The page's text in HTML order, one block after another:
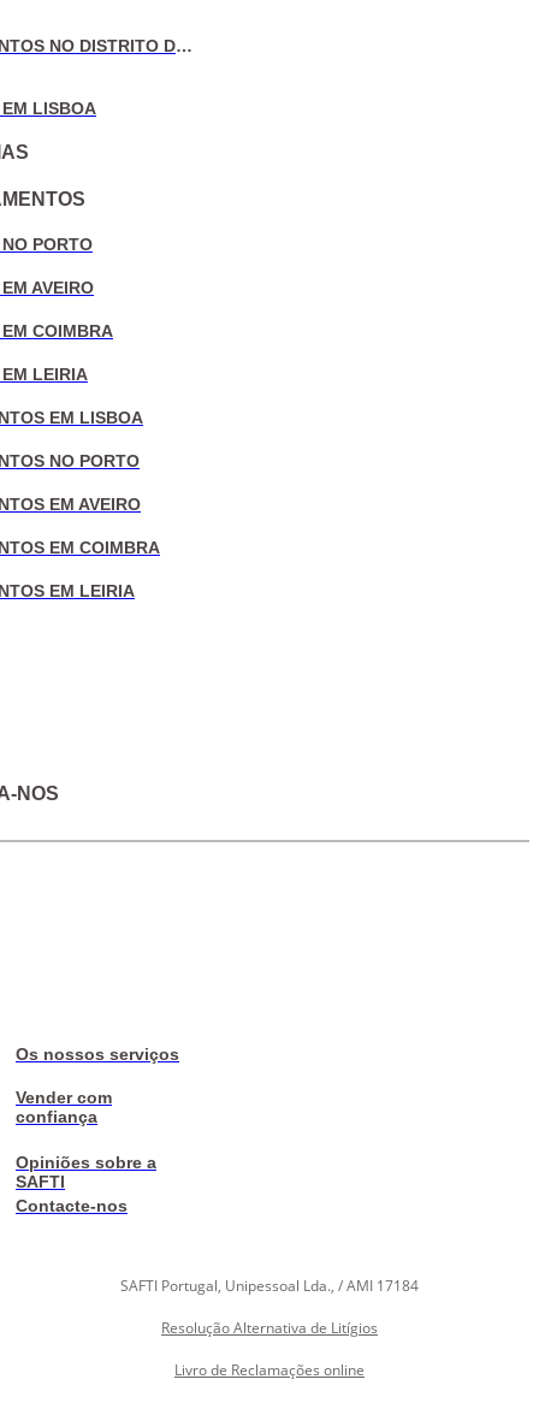
VENDA DE APARTAMENTOS NO DISTRITO DE LEIRIA
LISBOA
PORTO
AVEIRO
COIMBRA
LEIRIA
EM LISBOA
NO PORTO
EM AVEIRO
EM COIMBRA
EM LEIRIA
NOS
Os nossos serviços
Vender com
confiança
Opiniões sobre a
SAFTI
Contacte-nos
SAFTI Portugal, Unipessoal Lda., / AMI 17184
Resolução Alternativa de Litígios
Livro de Reclamações online